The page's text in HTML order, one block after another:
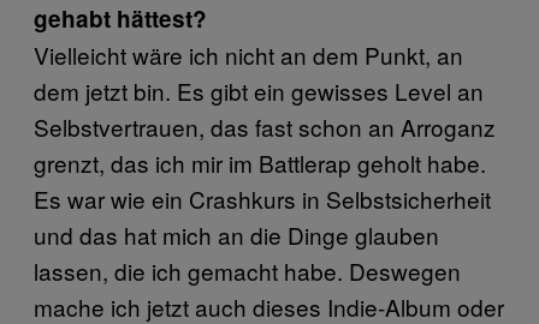
gehabt hättest?
Vielleicht wäre ich nicht an dem Punkt, an
dem jetzt bin. Es gibt ein gewisses Level an
Selbstvertrauen, das fast schon an Arroganz
grenzt, das ich mir im Battlerap geholt habe.
Es war wie ein Crashkurs in Selbstsicherheit
und das hat mich an die Dinge glauben
lassen, die ich gemacht habe. Deswegen
mache ich jetzt auch dieses Indie-Album oder